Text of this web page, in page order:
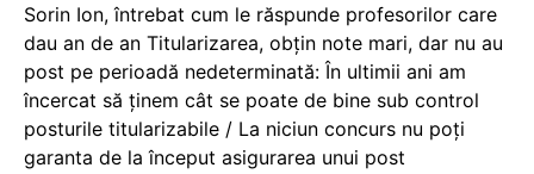
Sorin Ion, întrebat cum le răspunde profesorilor care
dau an de an Titularizarea, obțin note mari, dar nu au
post pe perioadă nedeterminată: În ultimii ani am
încercat să ținem cât se poate de bine sub control
posturile titularizabile / La niciun concurs nu poți
garanta de la început asigurarea unui post